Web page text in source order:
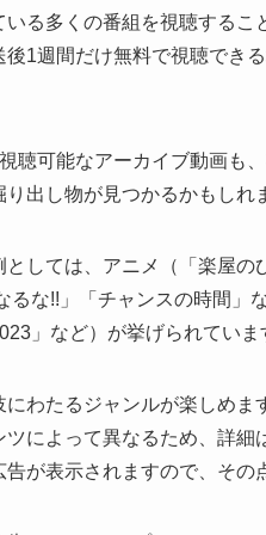
る多くの番組を視聴する
1週間だけ無料で視聴でき
聴可能なアーカイブ動画も
出し物が見つかるかもしれ
しては、アニメ（「楽屋
るな!!」「チャンスの時間」
」など）が挙げられていま
わたるジャンルが楽しめ
によって異なるため、詳
が表示されますので、その